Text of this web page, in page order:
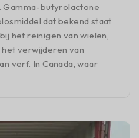
Gamma-butyrolactone
dat bekend staat
het reinigen van wielen,
verwijderen van
verf. In Canada, waar